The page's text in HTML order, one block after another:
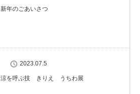
新年のごあいさつ
2023.07.5
涼を呼ぶ技 きりえ うちわ展